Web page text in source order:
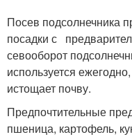
Посев подсолнечника
посадки с
севооборот
используется
истощает почву.
Предпочтительные
пшеница, картофель,